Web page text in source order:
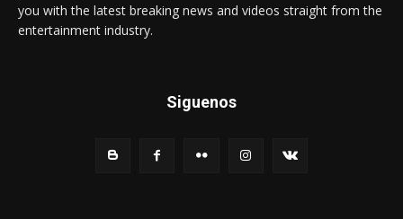
you with the latest breaking news and videos straight from the
entertainment industry.
Siguenos